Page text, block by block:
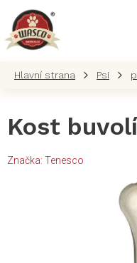
obsah
Psi
Kost
Značka: Tenesco